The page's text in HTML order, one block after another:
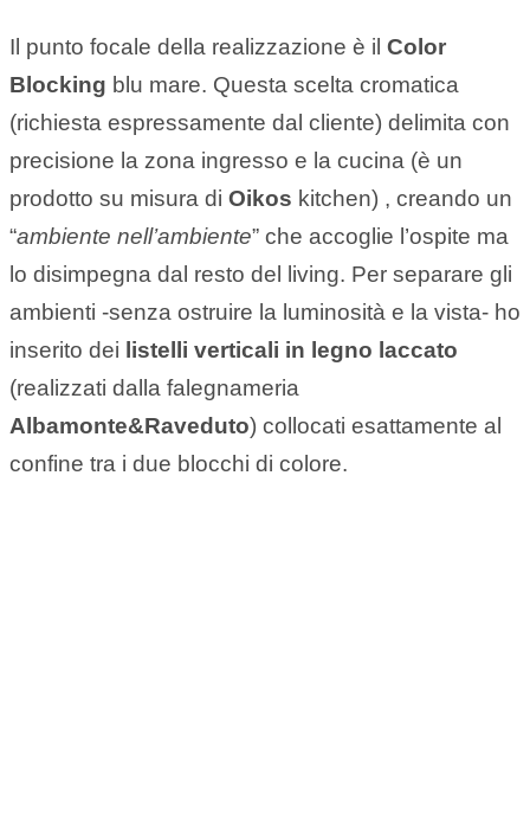
Il punto focale della realizzazione è il Color
Blocking blu mare. Questa scelta cromatica
(richiesta espressamente dal cliente) delimita con
precisione la zona ingresso e la cucina (è un
prodotto su misura di Oikos kitchen) , creando un
“ambiente nell’ambiente” che accoglie l’ospite ma
lo disimpegna dal resto del living. Per separare gli
ambienti -senza ostruire la luminosità e la vista- ho
inserito dei listelli verticali in legno laccato
(realizzati dalla falegnameria
Albamonte&Raveduto) collocati esattamente al
confine tra i due blocchi di colore.